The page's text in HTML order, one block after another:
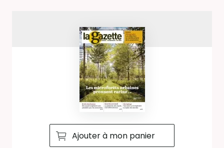
Ajouter à mon panier